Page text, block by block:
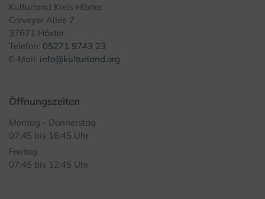
Kulturland Kreis Höxter
Corveyer Allee 7
37671 Höxter
Telefon: 05271 9743 23
E-Mail: info@kulturland.org
Öffnungszeiten
Montag - Donnerstag
07:45 bis 16:45 Uhr
Freitag
07:45 bis 12:45 Uhr